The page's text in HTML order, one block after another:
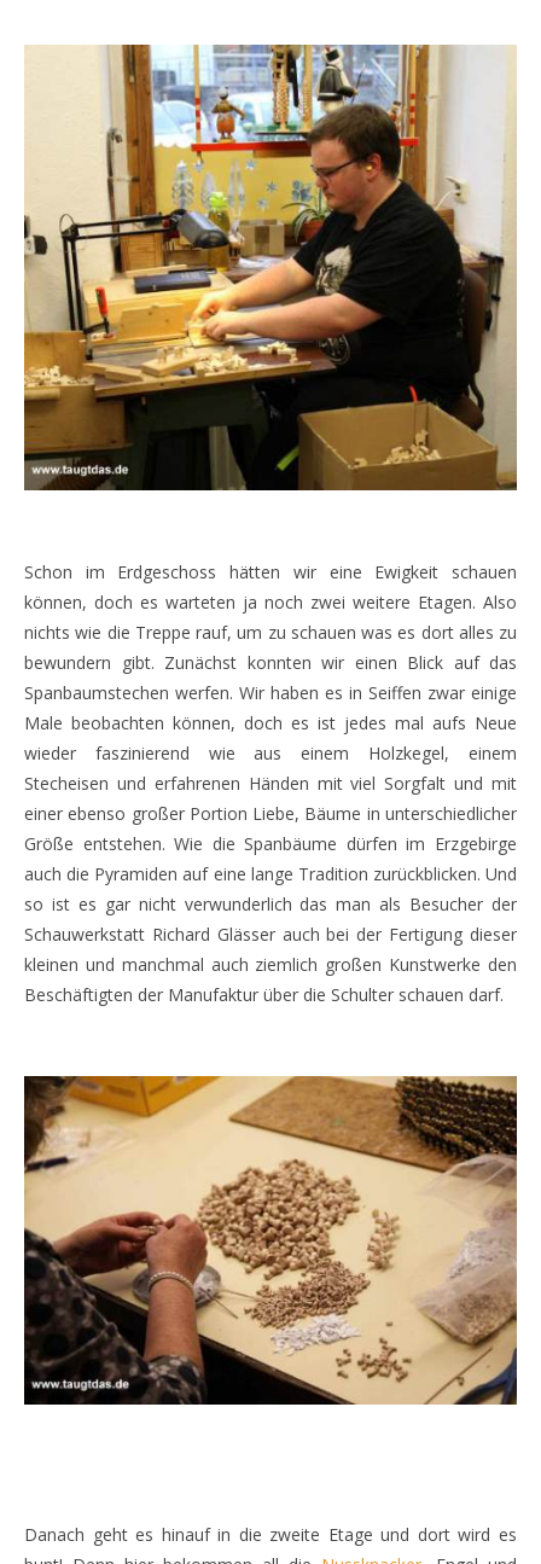
Schon im Erdgeschoss hätten wir eine Ewigkeit schauen
können, doch es warteten ja noch zwei weitere Etagen. Also
nichts wie die Treppe rauf, um zu schauen was es dort alles zu
bewundern gibt. Zunächst konnten wir einen Blick auf das
Spanbaumstechen werfen. Wir haben es in Seiffen zwar einige
Male beobachten können, doch es ist jedes mal aufs Neue
wieder faszinierend wie aus einem Holzkegel, einem
Stecheisen und erfahrenen Händen mit viel Sorgfalt und mit
einer ebenso großer Portion Liebe, Bäume in unterschiedlicher
Größe entstehen. Wie die Spanbäume dürfen im Erzgebirge
auch die Pyramiden auf eine lange Tradition zurückblicken. Und
so ist es gar nicht verwunderlich das man als Besucher der
Schauwerkstatt Richard Glässer auch bei der Fertigung dieser
kleinen und manchmal auch ziemlich großen Kunstwerke den
Beschäftigten der Manufaktur über die Schulter schauen darf.
Danach geht es hinauf in die zweite Etage und dort wird es